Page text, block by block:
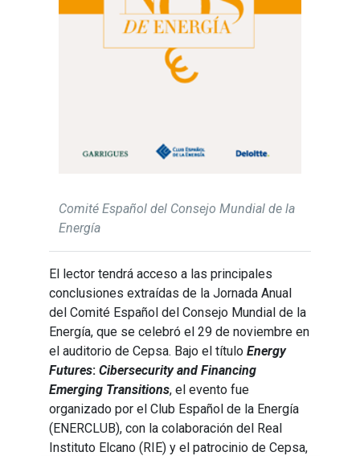
Comité Español del Consejo Mundial de la
Energía
El lector tendrá acceso a las principales
conclusiones extraídas de la Jornada Anual
del Comité Español del Consejo Mundial de la
Energía, que se celebró el 29 de noviembre en
el auditorio de Cepsa. Bajo el títuloEnergy
Futures:Cibersecurity and Financing
Emerging Transitions, el evento fue
organizado por el Club Español de la Energía
(ENERCLUB), con la colaboración del Real
Instituto Elcano (RIE) y el patrocinio de Cepsa,